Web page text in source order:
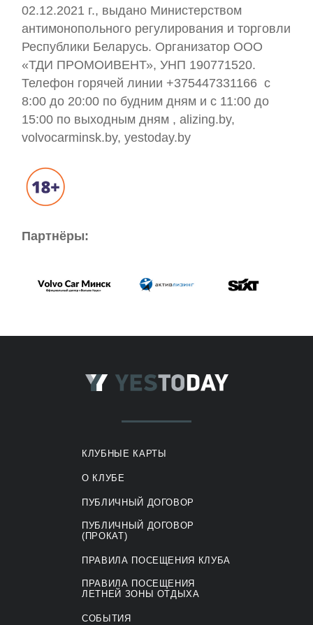
02.12.2021 г., выдано Министерством
антимонопольного регулирования и торговли
Республики Беларусь. Организатор ООО
«ТДИ ПРОМОИВЕНТ», УНП 190771520.
Телефон горячей линии +375447331166 с
8:00 до 20:00 по будним дням и с 11:00 до
15:00 по выходным дням , alizing.by,
volvocarminsk.by, yestoday.by
Партнёры:
КЛУБНЫЕ КАРТЫ
О КЛУБЕ
ПУБЛИЧНЫЙ ДОГОВОР
ПУБЛИЧНЫЙ ДОГОВОР
(ПРОКАТ)
ПРАВИЛА ПОСЕЩЕНИЯ КЛУБА
ПРАВИЛА ПОСЕЩЕНИЯ
ЛЕТНЕЙ ЗОНЫ ОТДЫХА
СОБЫТИЯ